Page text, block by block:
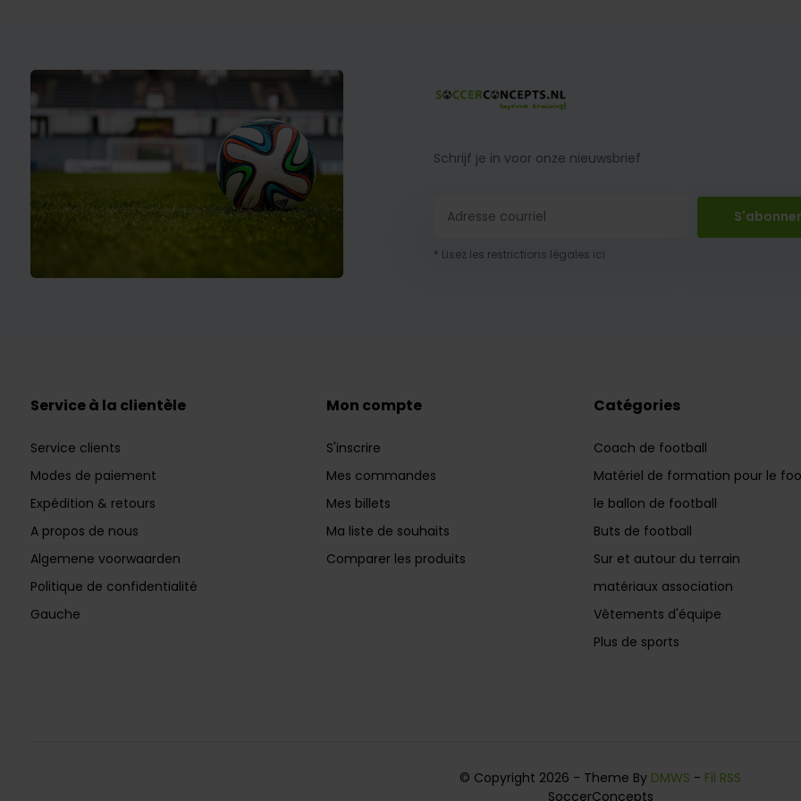
Schrijf je in voor onze nieuwsbrief
* Lisez les restrictions légales ici
Service à la clientèle
Service clients
Modes de paiement
Expédition & retours
A propos de nous
Algemene voorwaarden
Politique de confidentialité
Gauche
Mon compte
S'inscrire
Mes commandes
Mes billets
Ma liste de souhaits
Comparer les produits
Catégories
Coach de football
Matériel de formation pour le
le ballon de football
Buts de football
Sur et autour du terrain
matériaux association
Vêtements d'équipe
Plus de sports
© Copyright 2026 - Theme By DMWS - Fil RSS
SoccerConcepts